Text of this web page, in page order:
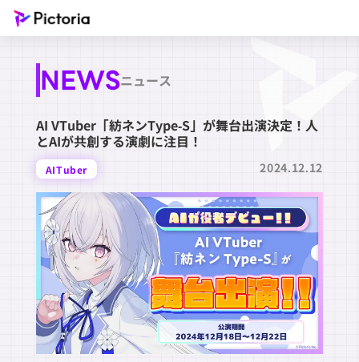
NEWSニュース
AI VTuber「紡ネンType-S」が舞台出演決定！人
とAIが共創する演劇に注目！
AITuber 2024.12.12